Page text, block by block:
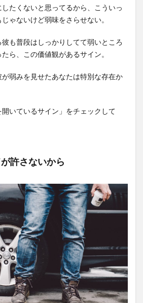
たくないと思ってるから、こういっ
ゃないけど弱味をさらせない。
も普段はしっかりしてて弱いところ
ら、この価値観があるサイン。
弱みを見せたあなたは特別な存在か
いているサイン」をチェックして
許さないから